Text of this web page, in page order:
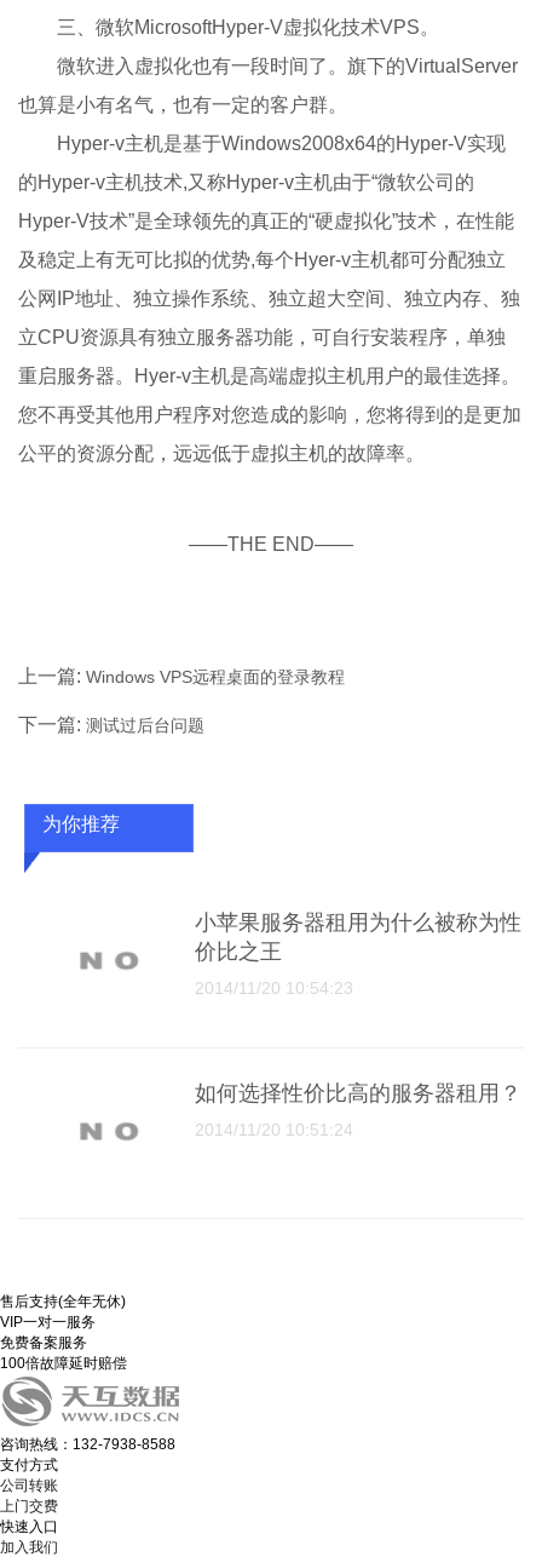
三、微软MicrosoftHyper-V虚拟化技术VPS。
微软进入虚拟化也有一段时间了。旗下的VirtualServer
也算是小有名气，也有一定的客户群。
Hyper-v主机是基于Windows2008x64的Hyper-V实现
的Hyper-v主机技术,又称Hyper-v主机由于“微软公司的
Hyper-V技术”是全球领先的真正的“硬虚拟化”技术，在性能
及稳定上有无可比拟的优势,每个Hyer-v主机都可分配独立
公网IP地址、独立操作系统、独立超大空间、独立内存、独
立CPU资源具有独立服务器功能，可自行安装程序，单独
重启服务器。Hyer-v主机是高端虚拟主机用户的最佳选择。
您不再受其他用户程序对您造成的影响，您将得到的是更加
公平的资源分配，远远低于虚拟主机的故障率。
——THE END——
上一篇:Windows VPS远程桌面的登录教程
下一篇:测试过后台问题
为你推荐
小苹果服务器租用为什么被称为性
价比之王
2014/11/20 10:54:23
如何选择性价比高的服务器租用？
2014/11/20 10:51:24
售后支持(全年无休)
VIP一对一服务
免费备案服务
100倍故障延时赔偿
咨询热线：132-7938-8588
支付方式
公司转账
上门交费
快速入口
加入我们